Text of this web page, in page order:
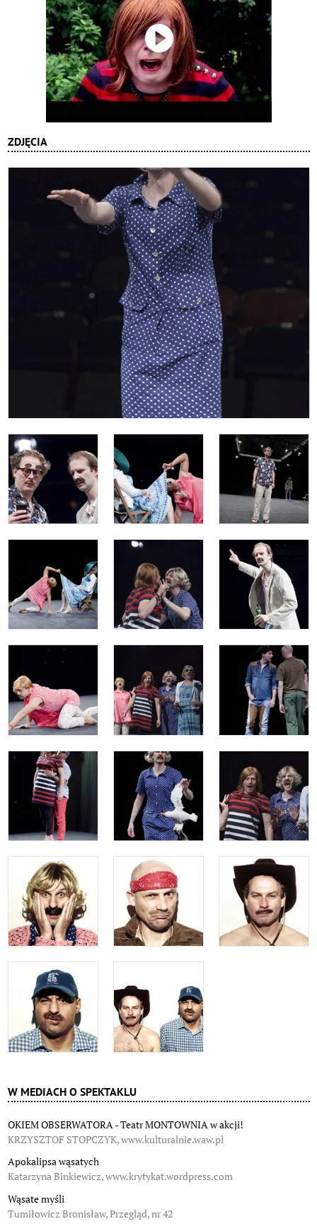
ZDJĘCIA
W MEDIACH O SPEKTAKLU
OKIEM OBSERWATORA - Teatr MONTOWNIA w akcji!
KRZYSZTOF STOPCZYK, www.kulturalnie.waw.pl
Apokalipsa wąsatych
Katarzyna Binkiewicz, www.krytykat.wordpress.com
Wąsate myśli
Tumiłowicz Bronisław, Przegląd, nr 42